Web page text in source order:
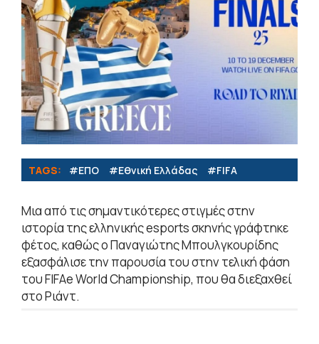
TAGS: #ΕΠΟ #Εθνική Ελλάδας #FIFA
Μια από τις σημαντικότερες στιγμές στην
ιστορία της ελληνικής esports σκηνής γράφτηκε
φέτος, καθώς ο Παναγιώτης Μπουλγκουρίδης
εξασφάλισε την παρουσία του στην τελική φάση
του FIFAe World Championship, που θα διεξαχθεί
στο Ριάντ.